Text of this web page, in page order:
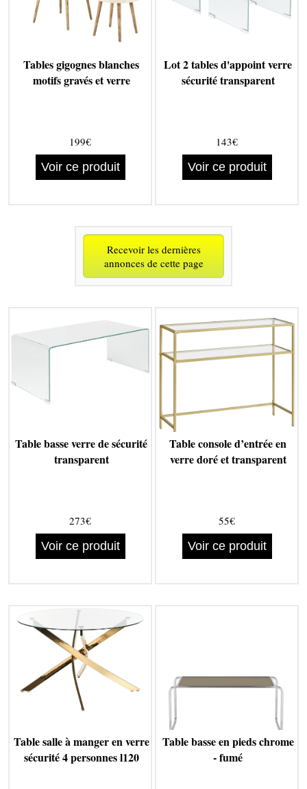
Tables gigognes blanches
motifs gravés et verre
199€
Voir ce produit
Lot 2 tables d'appoint verre
sécurité transparent
143€
Voir ce produit
Recevoir les dernières
annonces de cette page
Table basse verre de sécurité
transparent
273€
Voir ce produit
Table console d’entrée en
verre doré et transparent
55€
Voir ce produit
Table salle à manger en verre
sécurité 4 personnes l120
Table basse en pieds chrome
- fumé